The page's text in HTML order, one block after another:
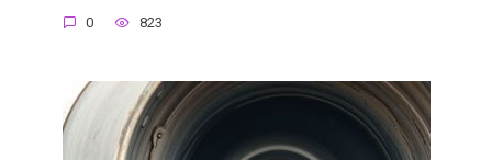
0 823